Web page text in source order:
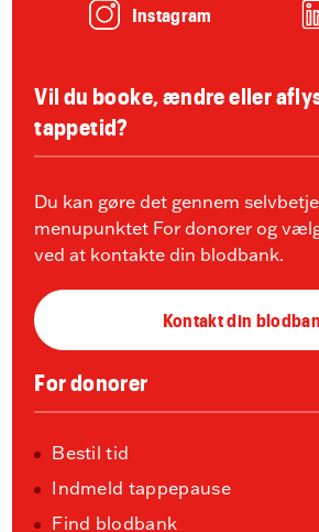
Instagram
Vil du booke, ændre eller
tappetid?
Du kan gøre det gennem
menupunktet For donorer og
ved at kontakte din blodbank.
Kontakt din
For donorer
Bestil tid
Indmeld tappepause
Find blodbank